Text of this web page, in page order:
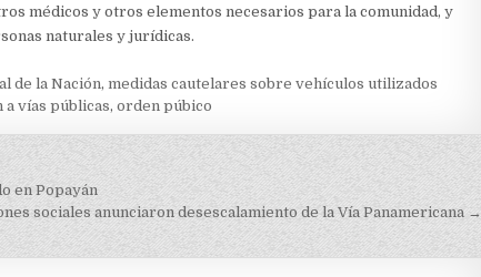
médicos y otros elementos necesarios para la comunidad, y
naturales y jurídicas.
de la Nación,medidas cautelares sobre vehículos utilizados
a vías públicas,orden púbico
en Popayán
sociales anunciaron desescalamiento de la Vía Panamericana →